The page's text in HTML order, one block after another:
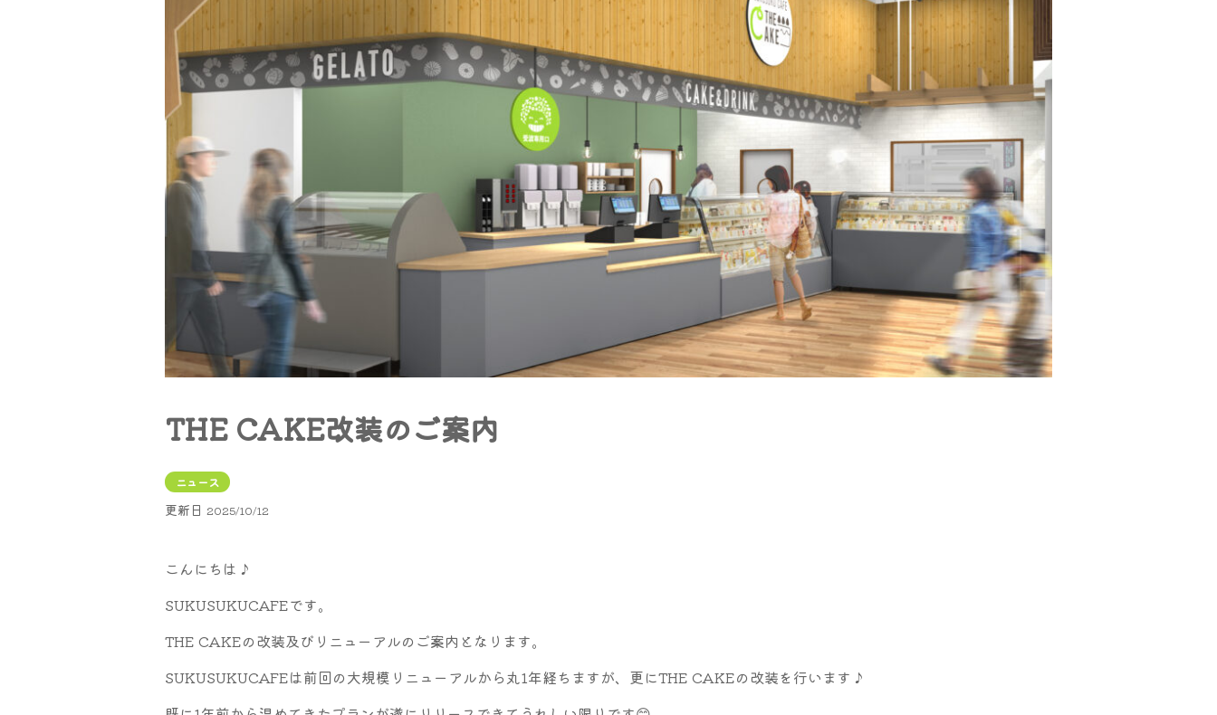
THE CAKE改装のご案内
ニュース
更新日 2025/10/12
こんにちは♪
SUKUSUKUCAFEです。
THE CAKEの改装及びリニューアルのご案内となります。
SUKUSUKUCAFEは前回の大規模リニューアルから丸1年経ちますが、更にTHE CAKEの改装を行います♪